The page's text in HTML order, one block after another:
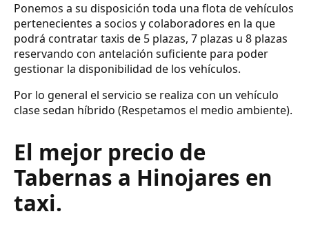
Ponemos a su disposición toda una flota de vehículos
pertenecientes a socios y colaboradores en la que
podrá contratar taxis de 5 plazas, 7 plazas u 8 plazas
reservando con antelación suficiente para poder
gestionar la disponibilidad de los vehículos.
Por lo general el servicio se realiza con un vehículo
clase sedan híbrido (Respetamos el medio ambiente).
El mejor precio de
Tabernas a Hinojares en
taxi.